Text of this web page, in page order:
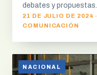
debates y propuestas.
21 DE JULIO DE 2024
COMUNICACIÓN
NACIONAL